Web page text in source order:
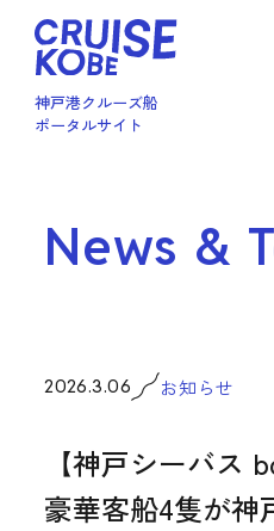
神戸港クルーズ船
ポータルサイト
クル
News &
2026.3.06 お知らせ
【神戸シーバス
豪華客船4隻が神